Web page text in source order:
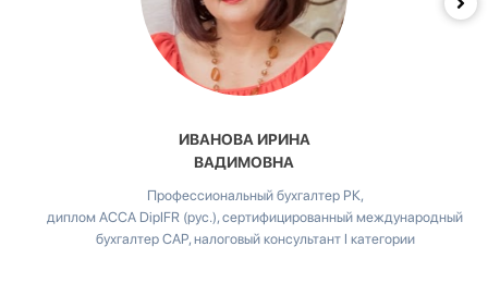
ИВАНОВА ИРИНА
ВАДИМОВНА
Профессиональный бухгалтер РК,
диплом ACCA DipIFR (рус.), сертифицированный международный
бухгалтер CAP, налоговый консультант I категории